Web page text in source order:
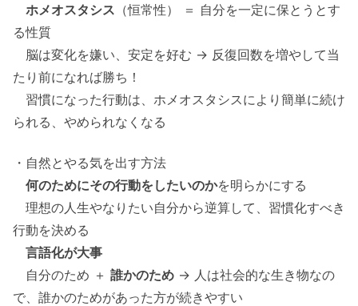
ホメオスタシス （恒常性） ＝ 自分を一定に保とうとす
る性質
脳は変化を嫌い、安定を好む → 反復回数を増やして当
たり前になれば勝ち！
習慣になった行動は、ホメオスタシスにより簡単に続け
られる、やめられなくなる
・自然とやる気を出す方法
何のためにその行動をしたいのかを明らかにする
理想の人生やなりたい自分から逆算して、習慣化すべき
行動を決める
言語化が大事
自分のため ＋ 誰かのため → 人は社会的な生き物なの
で、誰かのためがあった方が続きやすい